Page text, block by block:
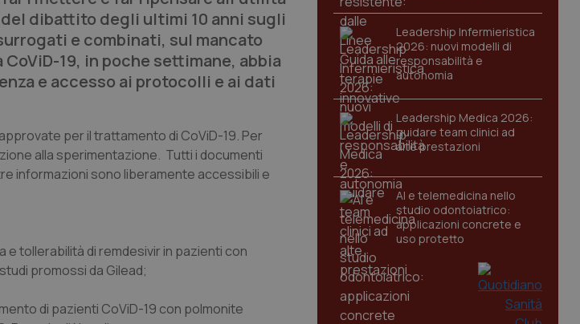
dibattito degli ultimi 10 anni sugli
e combinati, sul mancato
19, in poche settimane, abbia
e accesso ai protocolli e ai dati
per il trattamento di CoViD-19. Per
alla sperimentazione. Tutti i documenti
informazioni sono liberamente accessibili e
tollerabilità di remdesivir in pazienti con
promossi da Gilead;
di pazienti CoViD-19 con polmonite
innovative
Leadership Infermieristica
2026: nuovi modelli di
responsabilità e
autonomia
Leadership Medica 2026:
guidare team clinici ad
alte prestazioni
AI e telemedicina nello
studio odontoiatrico:
applicazioni concrete e
uso protetto